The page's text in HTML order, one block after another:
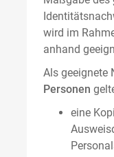
wird im
anhand
Als geeignete
Personen
eine